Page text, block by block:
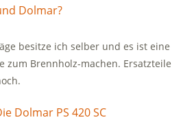
Dolmar?
besitze ich selber und es ist eine
zum Brennholz-machen. Ersatzteile
Dolmar PS 420 SC